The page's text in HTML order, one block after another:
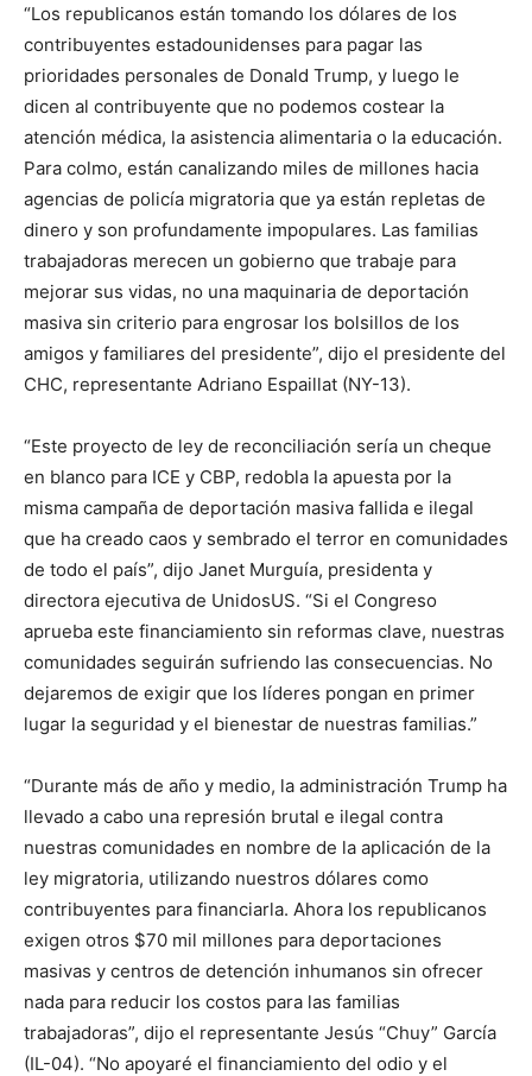
“Los republicanos están tomando los dólares de los
contribuyentes estadounidenses para pagar las
prioridades personales de Donald Trump, y luego le
dicen al contribuyente que no podemos costear la
atención médica, la asistencia alimentaria o la educación.
Para colmo, están canalizando miles de millones hacia
agencias de policía migratoria que ya están repletas de
dinero y son profundamente impopulares. Las familias
trabajadoras merecen un gobierno que trabaje para
mejorar sus vidas, no una maquinaria de deportación
masiva sin criterio para engrosar los bolsillos de los
amigos y familiares del presidente”, dijo el presidente del
CHC, representante Adriano Espaillat (NY-13).
“Este proyecto de ley de reconciliación sería un cheque
en blanco para ICE y CBP, redobla la apuesta por la
misma campaña de deportación masiva fallida e ilegal
que ha creado caos y sembrado el terror en comunidades
de todo el país”, dijo Janet Murguía, presidenta y
directora ejecutiva de UnidosUS. “Si el Congreso
aprueba este financiamiento sin reformas clave, nuestras
comunidades seguirán sufriendo las consecuencias. No
dejaremos de exigir que los líderes pongan en primer
lugar la seguridad y el bienestar de nuestras familias.”
“Durante más de año y medio, la administración Trump ha
llevado a cabo una represión brutal e ilegal contra
nuestras comunidades en nombre de la aplicación de la
ley migratoria, utilizando nuestros dólares como
contribuyentes para financiarla. Ahora los republicanos
exigen otros $70 mil millones para deportaciones
masivas y centros de detención inhumanos sin ofrecer
nada para reducir los costos para las familias
trabajadoras”, dijo el representante Jesús “Chuy” García
(IL-04). “No apoyaré el financiamiento del odio y el